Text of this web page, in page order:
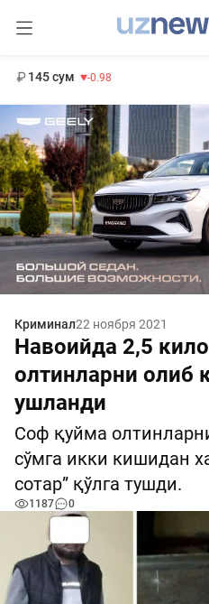
145 сум -0.98
Криминал22 ноября 2021
Навоийда 2,5
олтинларни олиб
ушланди
Соф қуйма
сўмга икки кишидан
сотар” қўлга тушди.
1187 0